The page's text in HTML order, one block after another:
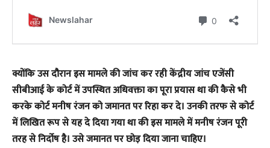
क्योंकि उस दौरान इस मामले की जांच कर रही केंद्रीय जांच एजेंसी
सीबीआई के कोर्ट में उपस्थित अधिवक्ता का पूरा प्रयास था की कैसे भी
करके कोर्ट मनीष रंजन को जमानत पर रिहा कर दे। उनकी तरफ से कोर्ट
में लिखित रूप से यह दे दिया गया था की इस मामले में मनीष रंजन पूरी
तरह से निर्दोष है। उसे जमानत पर छोड़ दिया जाना चाहिए।